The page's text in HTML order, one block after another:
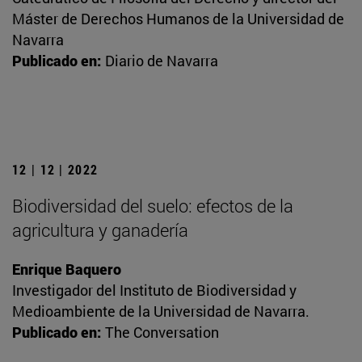
Máster de Derechos Humanos de la Universidad de
Navarra
Publicado en: Diario de Navarra
12 | 12 | 2022
Biodiversidad del suelo: efectos de la
agricultura y ganadería
Enrique Baquero
Investigador del Instituto de Biodiversidad y
Medioambiente de la Universidad de Navarra.
Publicado en: The Conversation